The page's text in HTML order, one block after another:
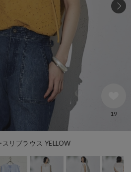
スリブラウス YELLOW
19